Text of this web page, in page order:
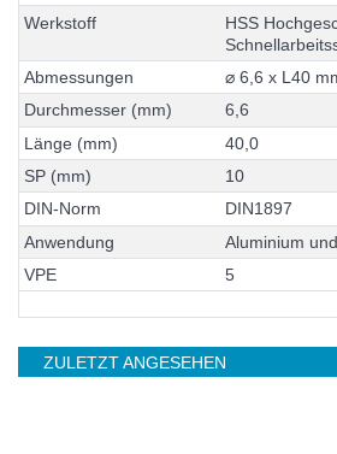
Werkstoff HSS Hochges
Schnellarbeits
Abmessungen ⌀ 6 6 x L 40 m
Durchmesser (mm) 6,6
Länge (mm) 40, 0
SP (mm) 10
DIN-Norm DIN1897
Anwendung Aluminium und
VPE 5
ZULETZT ANGESEHEN